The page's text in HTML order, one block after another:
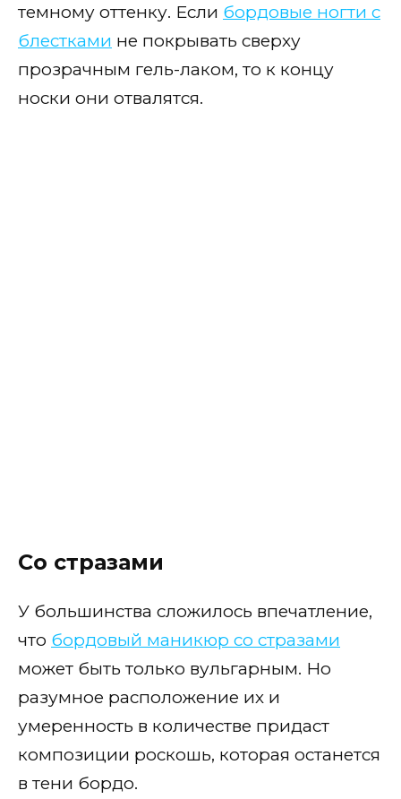
темному оттенку. Если бордовые ногти с
блестками не покрывать сверху
прозрачным гель-лаком, то к концу
носки они отвалятся.
Со стразами
У большинства сложилось впечатление,
что бордовый маникюр со стразами
может быть только вульгарным. Но
разумное расположение их и
умеренность в количестве придаст
композиции роскошь, которая останется
в тени бордо.